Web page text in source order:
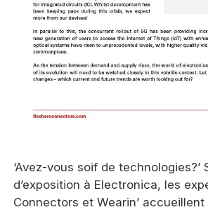
‘Avez-vous soif de technologies?’
d’exposition à Electronica, les
Connectors et Wearin’